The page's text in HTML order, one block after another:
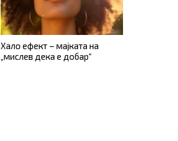
Хало ефект – мајката на
„мислев дека е добар“